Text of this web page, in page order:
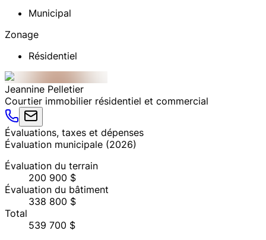
Municipal
Zonage
Résidentiel
Jeannine Pelletier
Courtier immobilier résidentiel et commercial
Évaluations, taxes et dépenses
Évaluation municipale (2026)
Évaluation du terrain
200 900 $
Évaluation du bâtiment
338 800 $
Total
539 700 $